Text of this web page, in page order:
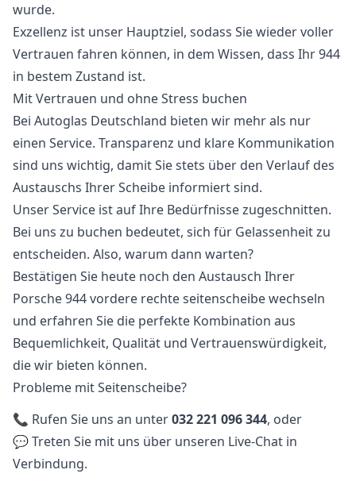
wurde.
Exzellenz ist unser Hauptziel, sodass Sie wieder voller
Vertrauen fahren können, in dem Wissen, dass Ihr 944
in bestem Zustand ist.
Mit Vertrauen und ohne Stress buchen
Bei Autoglas Deutschland bieten wir mehr als nur
einen Service. Transparenz und klare Kommunikation
sind uns wichtig, damit Sie stets über den Verlauf des
Austauschs Ihrer Scheibe informiert sind.
Unser Service ist auf Ihre Bedürfnisse zugeschnitten.
Bei uns zu buchen bedeutet, sich für Gelassenheit zu
entscheiden. Also, warum dann warten?
Bestätigen Sie heute noch den Austausch Ihrer
Porsche 944 vordere rechte seitenscheibe wechseln
und erfahren Sie die perfekte Kombination aus
Bequemlichkeit, Qualität und Vertrauenswürdigkeit,
die wir bieten können.
Probleme mit Seitenscheibe?
📞 Rufen Sie uns an unter032 221 096 344, oder
💬 Treten Sie mit uns über unseren Live-Chat in
Verbindung.